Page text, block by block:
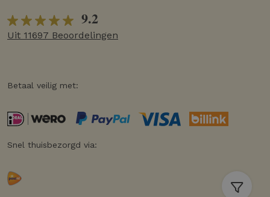
9.2
Uit 11697 Beoordelingen
Betaal veilig met:
Snel thuisbezorgd via: